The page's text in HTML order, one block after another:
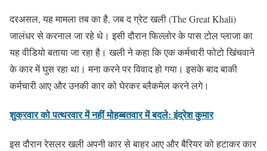
दरअसल, यह मामला तब का है, जब द ग्रेट खली (The Great Khali)
जालंधर से करनाल जा रहे थे। इसी दौरान फिल्लोर के पास टोल प्लाजा का
यह वीडियो बताया जा रहा है। खली ने कहा कि एक कर्मचारी फोटो खिंचवाने
के कार में घुस रहा था। मना करने पर विवाद हो गया। इसके बाद बाकी
कर्मचारी आए और उनकी कार को घेरकर ब्लैकमेल करने लगे।
शुक्रवार को पत्थरवार में नहीं मोहब्बतवार में बदले: इंद्रेश कुमार
इस दौरान रेसलर खली अपनी कार से बाहर आए और बैरियर को हटाकर कार